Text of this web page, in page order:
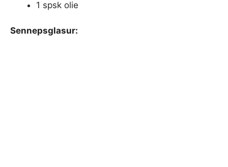
1 spsk olie
Sennepsglasur: